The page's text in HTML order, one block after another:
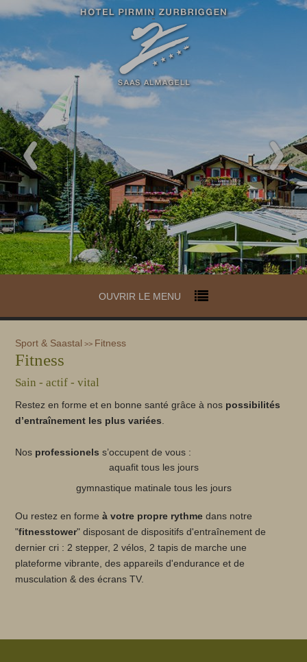
OUVRIR LE MENU
Sport & Saastal >> Fitness
Fitness
Sain - actif - vital
Restez en forme et en bonne santé grâce à nos possibilités
d’entraînement les plus variées.
Nos professionels s’occupent de vous :
aquafit tous les jours
gymnastique matinale tous les jours
Ou restez en formeà votre propre rythme dans notre
"fitnesstower" disposant de dispositifs d'entraînement de
dernier cri : 2 stepper, 2 vélos, 2 tapis de marche une
plateforme vibrante, des appareils d'endurance et de
musculation & des écrans TV.